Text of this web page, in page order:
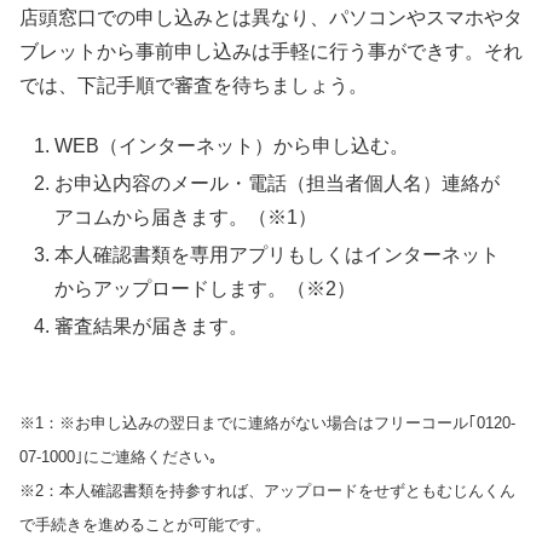
店頭窓口での申し込みとは異なり、パソコンやスマホやタ
ブレットから事前申し込みは手軽に行う事ができす。それ
では、下記手順で審査を待ちましょう。
WEB（インターネット）から申し込む。
お申込内容のメール・電話（担当者個人名）連絡が
アコムから届きます。（※1）
本人確認書類を専用アプリもしくはインターネット
からアップロードします。（※2）
審査結果が届きます。
※1：※お申し込みの翌日までに連絡がない場合はフリーコール｢0120-
07-1000｣にご連絡ください｡
※2：本人確認書類を持参すれば、アップロードをせずともむじんくん
で手続きを進めることが可能です。